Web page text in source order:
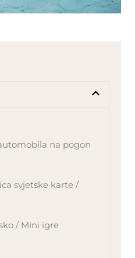
na pogon
svjetske karte /
/ Mini igre